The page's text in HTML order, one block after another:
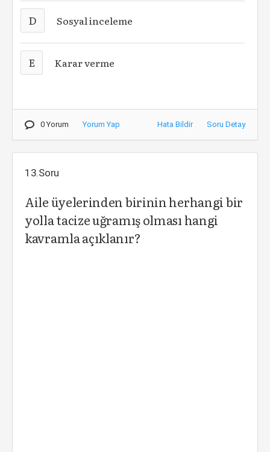
D Sosyal inceleme
E Karar verme
0 Yorum Yorum Yap Hata Bildir Soru Detay
13.Soru
Aile üyelerinden birinin herhangi bir
yolla tacize uğramış olması hangi
kavramla açıklanır?